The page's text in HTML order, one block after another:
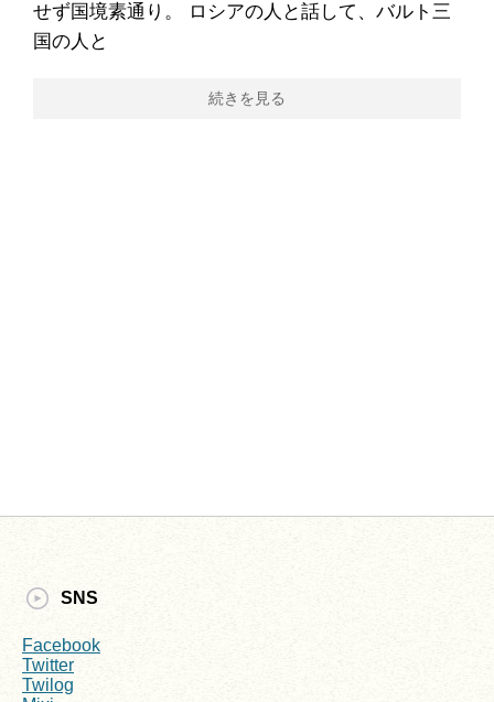
せず国境素通り。 ロシアの人と話して、バルト三
国の人と
続きを見る
SNS
Facebook
Twitter
Twilog